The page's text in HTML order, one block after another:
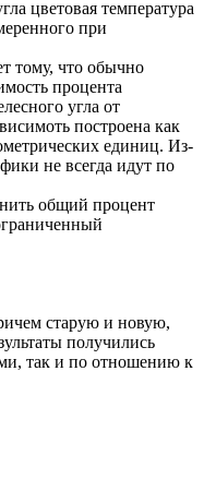
цветовая температура
при
тому, что обычно
процента
угла от
построена как
единиц. Из-
не всегда идут по
общий процент
старую и новую,
получились
так и по отношению к